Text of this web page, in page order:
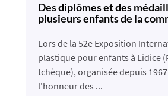
Des diplômes et des
plusieurs enfants de la
Lors de la 52e Exposition
plastique pour enfants à Lidice
tchèque), organisée depuis
l'honneur des ...